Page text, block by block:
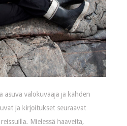
asuva valokuvaaja ja kahden
ja kirjoitukset seuraavat
Mielessä haaveita,